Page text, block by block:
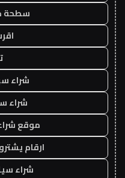
سطحة
شراء
شراء
موقع
ارقام
شراء